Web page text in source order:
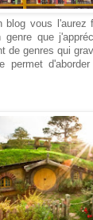
blog vous l'aurez
que
de genres qui
permet